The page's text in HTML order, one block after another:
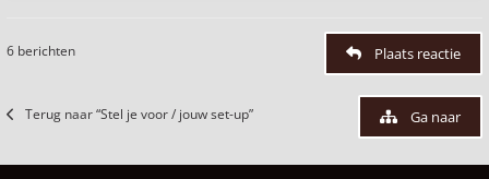
6 berichten Plaats reactie
Terug naar “Stel je voor / jouw set-up” Ga naar